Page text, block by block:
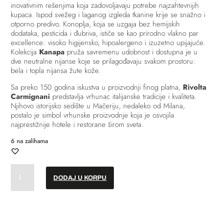
inovativnim rešenjima koja zadovoljavaju potrebe najzahtevnijih
kupaca. Ispod svežeg i laganog izgleda tkanine krije se snažno i
otporno predivo. Konoplja, koja se uzgaja bez hemijskih
dodataka, pesticida i đubriva, ističe se kao prirodno vlakno par
excellence: visoko higijensko, hipoalergeno i izuzetno upijajuće.
Kolekcija Kanapa pruža savremenu udobnost i dostupna je u
dve neutralne nijanse koje se prilagođavaju svakom prostoru:
bela i topla nijansa žute kože.
Sa preko 150 godina iskustva u proizvodnji finog platna, Rivolta
Carmignani predstavlja vrhunac italijanske tradicije i kvaliteta.
Njihovo istorijsko sedište u Mačeriju, nedaleko od Milana,
postalo je simbol vrhunske proizvodnje koja je osvojila
najprestižnije hotele i restorane širom sveta.
6 na zalihama
"Kanapa"
DODAJ U KORPU